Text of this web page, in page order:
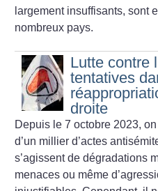
largement insuffisants, sont
nombreux pays.
Lutte contre
tentatives
droite
Depuis le 7 octobre 2023,
d’un millier d’actes
s’agissent de dégradations
menaces ou même